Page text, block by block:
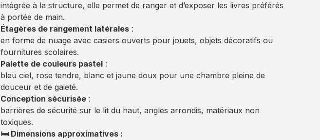
intégrée à la structure, elle permet de ranger et d’exposer les livres préférés
à portée de main.
Étagères de rangement latérales :
en forme de nuage avec casiers ouverts pour jouets, objets décoratifs ou
fournitures scolaires.
Palette de couleurs pastel :
bleu ciel, rose tendre, blanc et jaune doux pour une chambre pleine de
douceur et de gaieté.
Conception sécurisée :
barrières de sécurité sur le lit du haut, angles arrondis, matériaux non
toxiques.
🛏 Dimensions approximatives :